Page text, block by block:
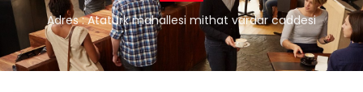
Adres : Atatürk mahallesi mithat vardar caddesi